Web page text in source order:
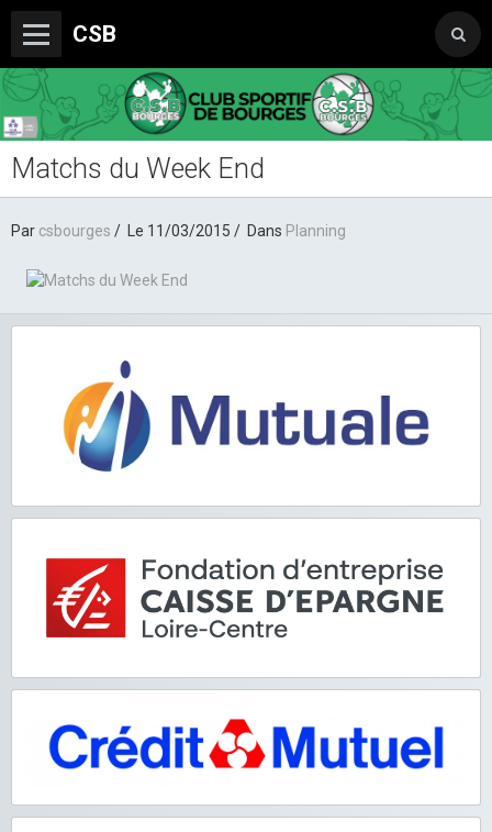
CSB
Le Club
Sondages
Matchs du Week End
Par csbourges Le 11/03/2015 Dans Planning